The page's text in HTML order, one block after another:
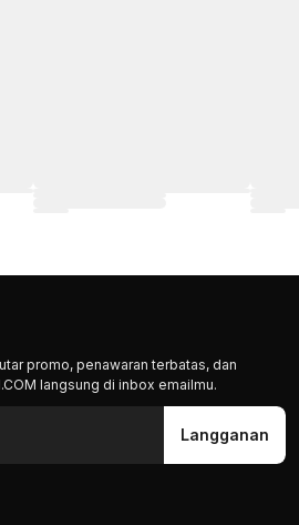
promo, penawaran terbatas, dan
langsung di inbox emailmu.
Langganan